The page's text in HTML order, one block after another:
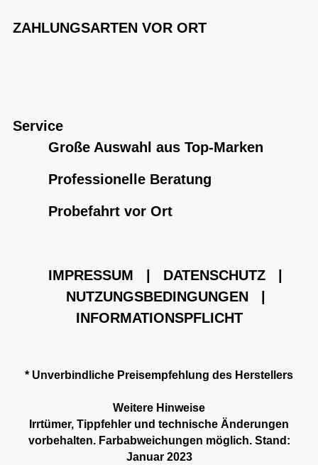
ZAHLUNGSARTEN VOR ORT
Service
Große Auswahl aus Top-Marken
Professionelle Beratung
Probefahrt vor Ort
IMPRESSUM DATENSCHUTZ
NUTZUNGSBEDINGUNGEN
INFORMATIONSPFLICHT
* Unverbindliche Preisempfehlung des Herstellers
Weitere Hinweise
Irrtümer, Tippfehler und technische Änderungen
vorbehalten. Farbabweichungen möglich. Stand:
Januar 2023